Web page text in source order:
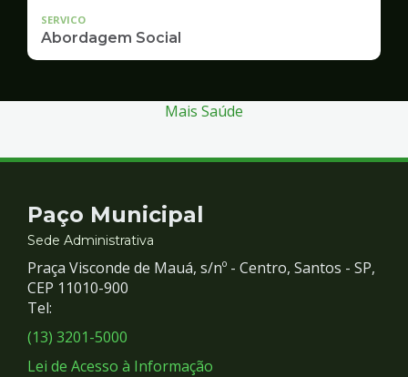
SERVICO
Abordagem Social
Mais Saúde
Contato
e
Redes
Sociais
Paço Municipal
Sede Administrativa
Praça Visconde de Mauá, s/nº - Centro, Santos - SP,
CEP 11010-900
Tel:
(13) 3201-5000
Lei de Acesso à Informação